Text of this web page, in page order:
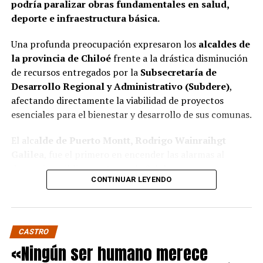
podría paralizar obras fundamentales en salud,
deporte e infraestructura básica.
Una profunda preocupación expresaron los alcaldes de
la provincia de Chiloéfrente a la drástica disminución
de recursos entregados por la Subsecretaría de
Desarrollo Regional y Administrativo (Subdere),
afectando directamente la viabilidad de proyectos
esenciales para el bienestar y desarrollo de sus comunas.
El alca lde de Puerto Montt, Rodrigo Wainraihgt
denunciar públicamente que la Subdere no cuenta con
fondos para financiar iniciativas del Programa de
Mejoramiento de Barrios (PMB), a pesar de que muchas
ya estaban declaradas elegibles.
historia, la Subdere no tiene recursos para estos
programas fundamentales”, afirmó el edil de la capital
CONTINUAR LEYENDO
CASTRO
«Ningún ser humano merece